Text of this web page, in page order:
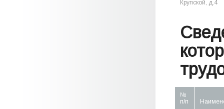
Крупской, д.4
№
п/п